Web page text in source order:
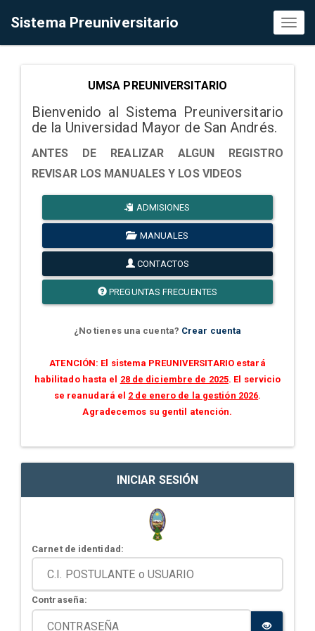
Sistema Preuniversitario
UMSA PREUNIVERSITARIO
Bienvenido al Sistema Preuniversitario
de la Universidad Mayor de San Andrés.
ANTES DE REALIZAR ALGUN REGISTRO
REVISAR LOS MANUALES Y LOS VIDEOS
ADMISIONES
MANUALES
CONTACTOS
PREGUNTAS FRECUENTES
¿No tienes una cuenta? Crear cuenta
ATENCIÓN: El sistema PREUNIVERSITARIO estará
habilitado hasta el 28 de diciembre de 2025. El servicio
se reanudará el 2 de enero de la gestión 2026.
Agradecemos su gentil atención.
INICIAR SESIÓN
Carnet de identidad:
Contraseña: